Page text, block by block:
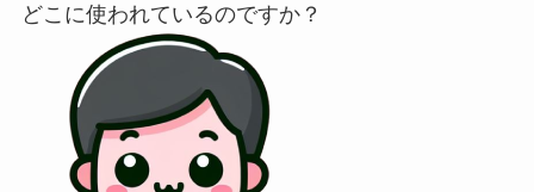
どこに使われているのですか？